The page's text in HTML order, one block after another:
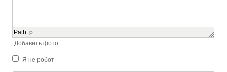
Path:p
Добавить фото
Я не робот